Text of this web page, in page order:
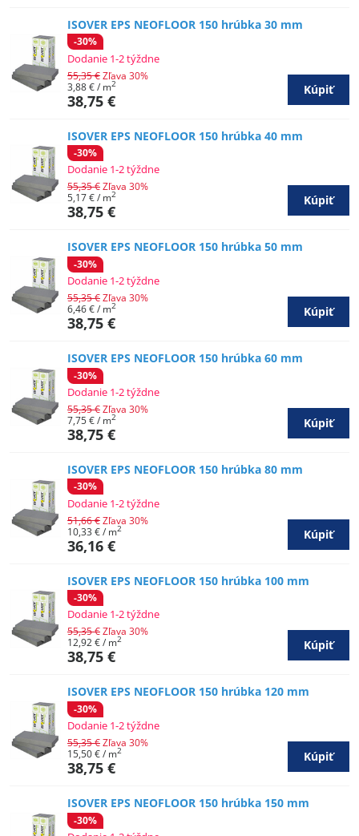
ISOVER EPS NEOFLOOR 150 hrúbka 30 mm
-30%
Dodanie 1-2 týždne
38,75 €
55,35 €Zľava 30%
3,88 €/ m2 Kúpiť
ISOVER EPS NEOFLOOR 150 hrúbka 40 mm
-30%
Dodanie 1-2 týždne
38,75 €
55,35 €Zľava 30%
5,17 €/ m2 Kúpiť
ISOVER EPS NEOFLOOR 150 hrúbka 50 mm
-30%
Dodanie 1-2 týždne
38,75 €
55,35 €Zľava 30%
6,46 €/ m2 Kúpiť
ISOVER EPS NEOFLOOR 150 hrúbka 60 mm
-30%
Dodanie 1-2 týždne
38,75 €
55,35 €Zľava 30%
7,75 €/ m2 Kúpiť
ISOVER EPS NEOFLOOR 150 hrúbka 80 mm
-30%
Dodanie 1-2 týždne
36,16 €
51,66 €Zľava 30%
10,33 €/ m2 Kúpiť
ISOVER EPS NEOFLOOR 150 hrúbka 100 mm
-30%
Dodanie 1-2 týždne
38,75 €
55,35 €Zľava 30%
12,92 €/ m2 Kúpiť
ISOVER EPS NEOFLOOR 150 hrúbka 120 mm
-30%
Dodanie 1-2 týždne
38,75 €
55,35 €Zľava 30%
15,50 €/ m2 Kúpiť
ISOVER EPS NEOFLOOR 150 hrúbka 150 mm
-30%